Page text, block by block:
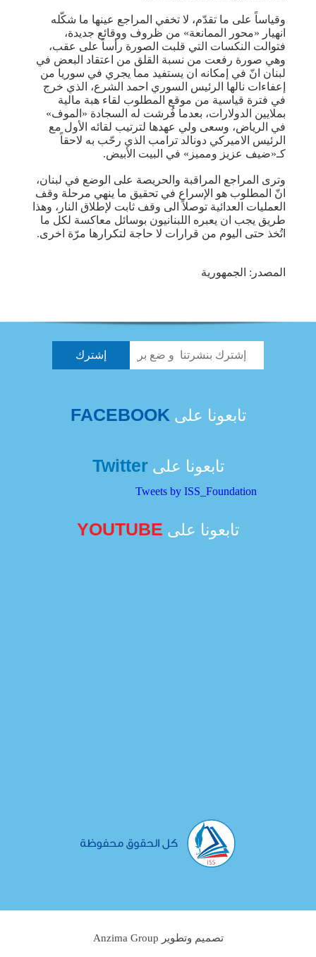
وقياساً على ما تقدّم، لا تخفي المراجع عينها ما شكّله
انهيار «محور الممانعة» من ظروف ووقائع جديدة،
فتوالت النكسات التي قلبت الصورة رأساً على عقب،
وهي صورة رفعت من نسبة القلق من اعتقاد البعض في
لبنان انّ في إمكانه ان يستفيد مما يجري في سوريا من
إعفاءات نالها الرئيس السوري احمد الشرع، الذي خرج
في فترة قياسية من موقع المطلوب لقاء هبة مالية
بملايين الدولارات، بعدما فُرشت له السجادة «الموف»
في الرياض، وسعى ولي عهدها لترتيب لقائه الأول مع
الرئيس الاميركي دونالد ترامب الذي رحّب به لاحقاً
كـ«ضيف عزيز ومميز» في البيت الأبيض.
وترى المراجع المراقبة والحريصة على الوضع في لبنان،
انّ المطلوب هو الإسراع في تحقيق ما ينهي مرحلة وقف
العمليات العدائية توصلاً الى وقف ثابت لإطلاق النار، وهذا
طريق يجب ان يعبره اللبنانيون بوسائل معاكسة لكل ما
اتُخذ حتى اليوم من قرارات لا حاجة لتكرارها مرّة اخرى.
المصدر: الجمهورية
تابعونا على FACEBOOK
تابعونا علىTwitter
Tweets by ISS_Foundation
تابعونا على YOUTUBE
تصميم وتطوير Anzima Group